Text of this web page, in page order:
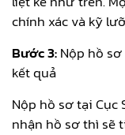
chính xác và kỹ
Bước 3:Nộp hồ
kết quả
Nộp hồ sơ tại Cục
nhận hồ sơ thì sẽ